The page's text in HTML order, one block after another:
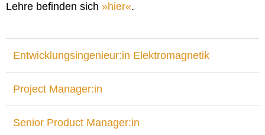
Lehre befinden sich
hier .
Entwicklungsingenieur:in Elektromagnetik
Project Manager:in
Senior Product Manager:in